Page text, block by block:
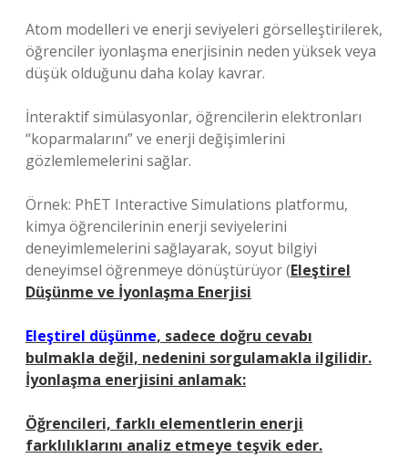
Atom modelleri ve enerji seviyeleri görselleştirilerek,
öğrenciler iyonlaşma enerjisinin neden yüksek veya
düşük olduğunu daha kolay kavrar.
İnteraktif simülasyonlar, öğrencilerin elektronları
“koparmalarını” ve enerji değişimlerini
gözlemlemelerini sağlar.
Örnek: PhET Interactive Simulations platformu,
kimya öğrencilerinin enerji seviyelerini
deneyimlemelerini sağlayarak, soyut bilgiyi
deneyimsel öğrenmeye dönüştürüyor (Eleştirel
Düşünme ve İyonlaşma Enerjisi
Eleştirel düşünme, sadece doğru cevabı
bulmakla değil, nedenini sorgulamakla ilgilidir.
İyonlaşma enerjisini anlamak:
Öğrencileri, farklı elementlerin enerji
farklılıklarını analiz etmeye teşvik eder.